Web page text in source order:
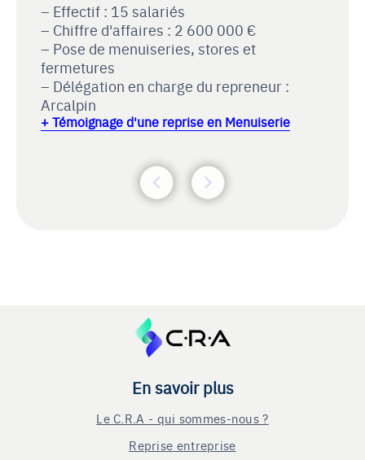
Effectif : 15 salariés
Chiffre d'affaires : 2 600 000 €
Pose de menuiseries, stores et
fermetures
Délégation en charge du repreneur :
Arcalpin
+ Témoignage d'une reprise en Menuiserie
En savoir plus
Le C.R.A - qui sommes-nous ?
Reprise entreprise